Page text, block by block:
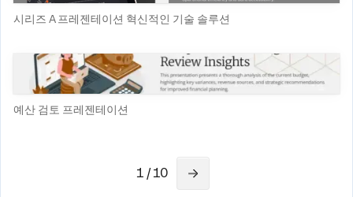
시리즈 A 프레젠테이션 혁신적인 기술 솔루션
예산 검토 프레젠테이션
1 / 10